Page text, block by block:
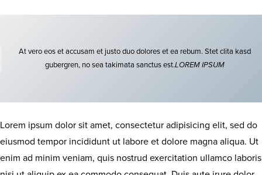
At vero eos et accusam et justo duo dolores et ea rebum. Stet clita kasd
gubergren, no sea takimata sanctus est.LOREM IPSUM
Lorem ipsum dolor sit amet, consectetur adipisicing elit, sed do
eiusmod tempor incididunt ut labore et dolore magna aliqua. Ut
enim ad minim veniam, quis nostrud exercitation ullamco laboris